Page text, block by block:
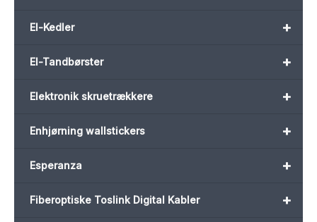
+
El-Kedler
+
El-Tandbørster
+
Elektronik skruetrækkere
+
Enhjørning wallstickers
+
Esperanza
+
Fiberoptiske Toslink Digital Kabler